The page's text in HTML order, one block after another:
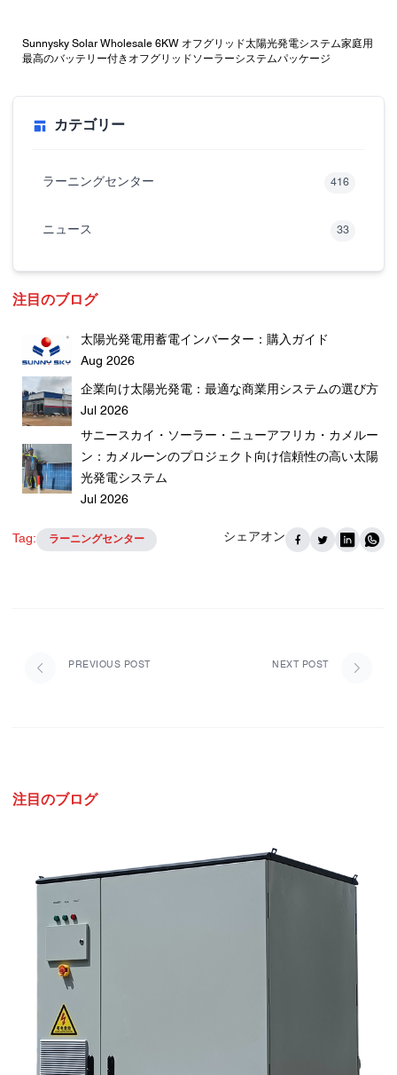
Sunnysky Solar Wholesale 6KW オフグリッド太陽光発電システム家庭用
最高のバッテリー付きオフグリッドソーラーシステムパッケージ
カテゴリー
ラーニングセンター 416
ニュース 33
注目のブログ
太陽光発電用蓄電インバーター：購入ガイド
Aug 2026
企業向け太陽光発電：最適な商業用システムの選び方
Jul 2026
サニースカイ・ソーラー・ニューアフリカ・カメルー
ン：カメルーンのプロジェクト向け信頼性の高い太陽
光発電システム
Jul 2026
Tag: ラーニングセンター シェアオン
PREVIOUS POST NEXT POST
注目のブログ